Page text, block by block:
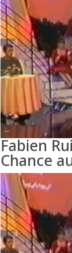
Fabien
Chance